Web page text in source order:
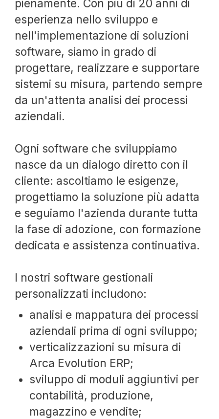
pienamente. Con più di 20 anni di
esperienza nello sviluppo e
nell'implementazione di soluzioni
software, siamo in grado di
progettare, realizzare e supportare
sistemi su misura, partendo sempre
da un'attenta analisi dei processi
aziendali.
Ogni software che sviluppiamo
nasce da un dialogo diretto con il
cliente: ascoltiamo le esigenze,
progettiamo la soluzione più adatta
e seguiamo l'azienda durante tutta
la fase di adozione, con formazione
dedicata e assistenza continuativa.
I nostri software gestionali
personalizzati includono:
analisi e mappatura dei processi
aziendali prima di ogni sviluppo;
verticalizzazioni su misura di
Arca Evolution ERP;
sviluppo di moduli aggiuntivi per
contabilità, produzione,
magazzino e vendite;